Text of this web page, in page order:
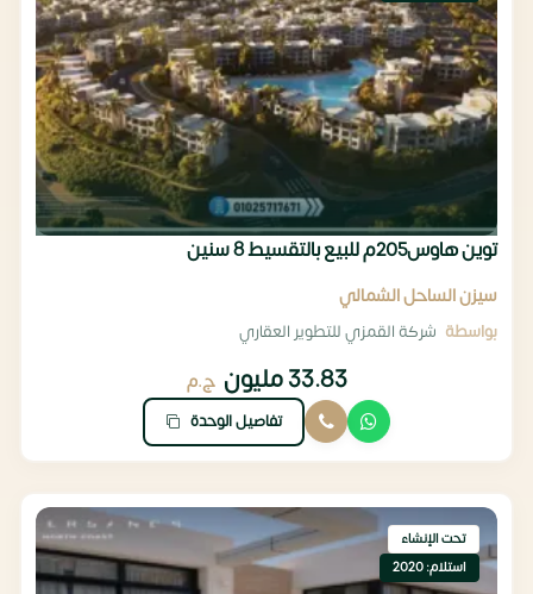
توين هاوس205م للبيع بالتقسيط 8 سنين
سيزن الساحل الشمالي
بواسطة شركة القمزي للتطوير العقاري
33.83 مليون ج.م
تفاصيل الوحدة
تحت الإنشاء
استلام: 2020